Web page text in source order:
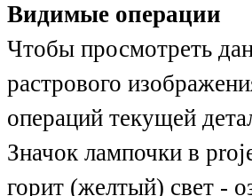
Видимые операции
Чтобы просмотреть
растрового
операций текущей
Значок лампочки в
горит (желтый) свет -